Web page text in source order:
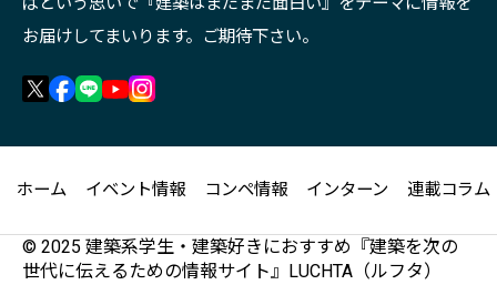
お届けしてまいります。ご期待下さい。
ホーム イベント情報 コンペ情報 インターン 連載コラム
© 2025 建築系学生・建築好きにおすすめ『建築を次の
世代に伝えるための情報サイト』LUCHTA（ルフタ）